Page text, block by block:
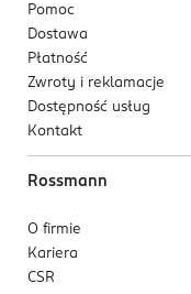
Pomoc
Dostawa
Płatność
Zwroty i reklamacje
Dostępność usług
Kontakt
Rossmann
O firmie
Kariera
CSR